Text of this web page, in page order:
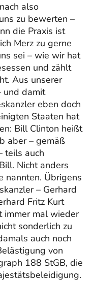
also
zu bewerten –
die Praxis ist
Merz zu gerne
sei – wie wir hat
und zählt
Aus unserer
und damit
eben doch
Staaten hat
Bill Clinton heißt
aber – gemäß
teils auch
Nicht anders
nannten. Übrigens
– Gerhard
Fritz Kurt
immer mal wieder
sonderlich zu
auch noch
von
188 StGB, die